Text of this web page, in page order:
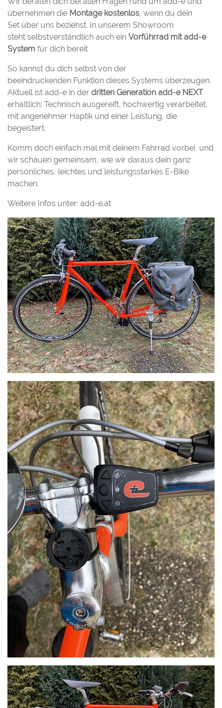
übernehmen die Montage kostenlos, wenn du dein
Set über uns beziehst. In unserem Showroom
steht selbstverständlich auch ein Vorführrad mit add-e
System für dich bereit
So kannst du dich selbst von der
beeindruckenden Funktion dieses Systems überzeugen.
Aktuell ist add-e in der dritten Generation add-e NEXT
erhältlich: Technisch ausgereift, hochwertig verarbeitet,
mit angenehmer Haptik und einer Leistung, die
begeistert.
Komm doch einfach mal mit deinem Fahrrad vorbei, und
wir schauen gemeinsam, wie wir daraus dein ganz
persönliches, leichtes und leistungsstarkes E-Bike
machen.
Weitere Infos unter: add-e.at